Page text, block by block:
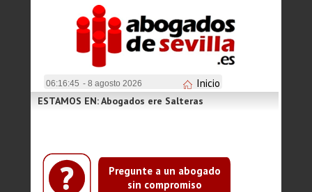
06:16:45 - 8 agosto 2026 Inicio
Pregunte a un abogado
sin compromiso
ESTAMOS EN: Abogados ere Salteras